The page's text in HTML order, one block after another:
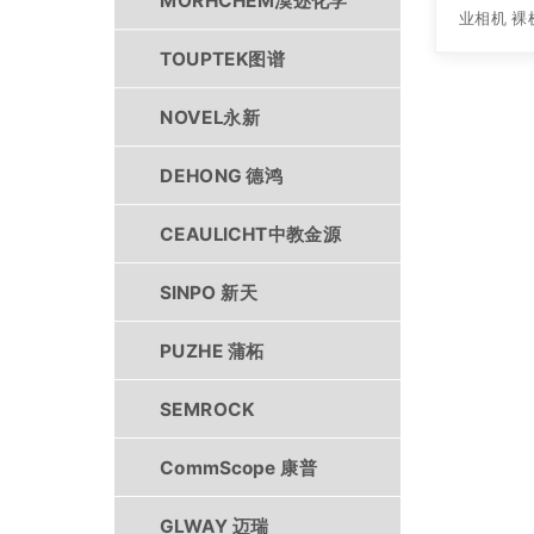
业相机 裸
TOUPTEK图谱
NOVEL永新
DEHONG 德鸿
CEAULICHT中教金源
SINPO 新天
PUZHE 蒲柘
SEMROCK
CommScope 康普
GLWAY 迈瑞